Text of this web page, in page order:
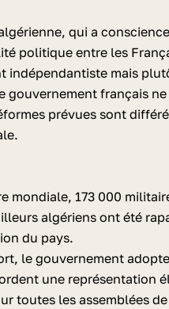
qui a
politique entre les
indépendantiste mais
gouvernement français ne
prévues sont
mondiale, 173 000
algériens ont été
du pays.
le gouvernement
une représentation
toutes les assemblées